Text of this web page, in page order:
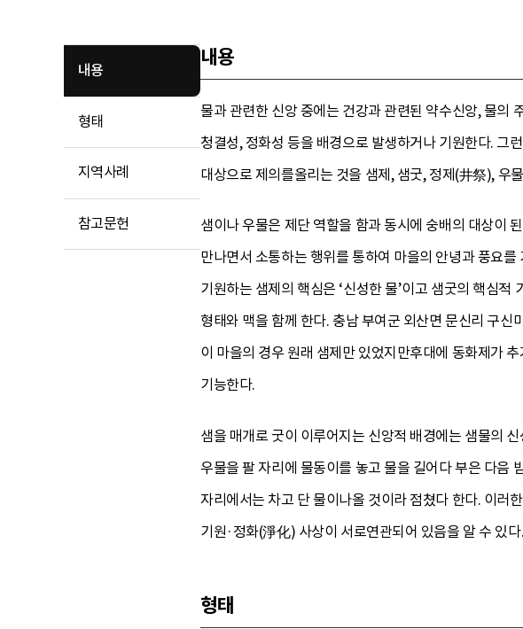
내용
형태
지역사례
참고문헌
내용
물과 관련한 신앙 중에는 건강과 관련된 약수신앙, 물의
청결성, 정화성 등을 배경으로 발생하거나 기원한다. 그
대상으로 제의를올리는 것을 샘제, 샘굿, 정제(井祭), 우
샘이나 우물은 제단 역할을 함과 동시에 숭배의 대상이
만나면서 소통하는 행위를 통하여 마을의 안녕과 풍요
기원하는 샘제의 핵심은 ‘신성한 물’이고 샘굿의 핵심
형태와 맥을 함께 한다. 충남 부여군 외산면 문신리 구
이 마을의 경우 원래 샘제만 있었지만후대에 동화제가
기능한다.
샘을 매개로 굿이 이루어지는 신앙적 배경에는 샘물의
우물을 팔 자리에 물동이를 놓고 물을 길어다 부은 다음
자리에서는 차고 단 물이나올 것이라 점쳤다 한다. 이러
기원·정화(淨化) 사상이 서로연관되어 있음을 알 수 있다.
형태